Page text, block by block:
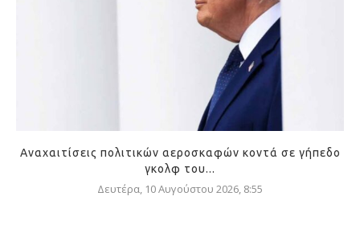
Αναχαιτίσεις πολιτικών αεροσκαφών κοντά σε γήπεδο
γκολφ του...
Δευτέρα, 10 Αυγούστου 2026, 8:55